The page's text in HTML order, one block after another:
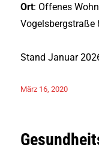
Ort: Offenes
Vogelsbergstraße
Stand Januar
Veröffentlicht
März 16, 2020